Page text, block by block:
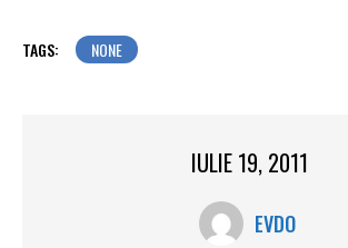
TAGS: NONE
IULIE 19, 2011
EVDO